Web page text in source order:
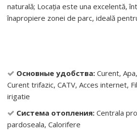
naturală; Locația este una excelentă,
înapropiere zonei de parc, ideală
Основные удобства: Curent,
Curent trifazic, CATV, Acces internet,
irigatie
Система отопления: Centrala
pardoseala, Calorifere